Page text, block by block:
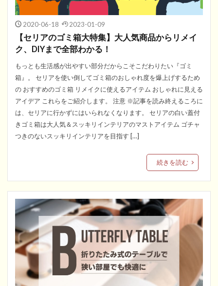
2020-06-18 2023-01-09
【セリアのゴミ箱大特集】大人気商品からリメイ
ク、DIYまで全部わかる！
もっとも生活感が出やすい部分だからこそこだわりたい『ゴミ
箱』。 セリアを使い倒してゴミ箱のおしゃれ度を爆上げするため
の おすすめのゴミ箱 リメイクに使えるアイテム おしゃれに見える
アイデア これらをご紹介します。 注意 ※記事を読み終えるころに
は、セリアに行かずにはいられなくなります。 セリアの白い蓋付
きゴミ箱は大人気＆スッキリインテリアのマストアイテム ゴチャ
つきのないスッキリインテリアを目指す […]
続きを読む